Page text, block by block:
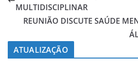
MULTIDISCIPLINAR
REUNIÃO DISCUTE SAÚDE
ATUALIZAÇÃO